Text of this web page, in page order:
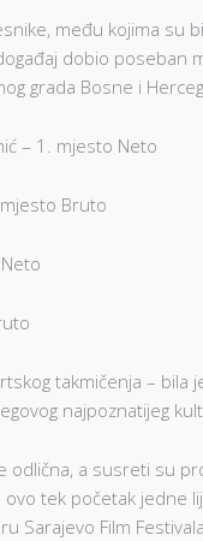
među kojima su
dobio
grada Bosne i
– 1. mjesto Neto
mjesto Bruto
takmičenja – bila
najpoznatijeg
odlična, a susreti su
ovo tek početak jedne
Sarajevo Film